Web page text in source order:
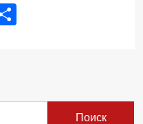
Отправить
Поиск